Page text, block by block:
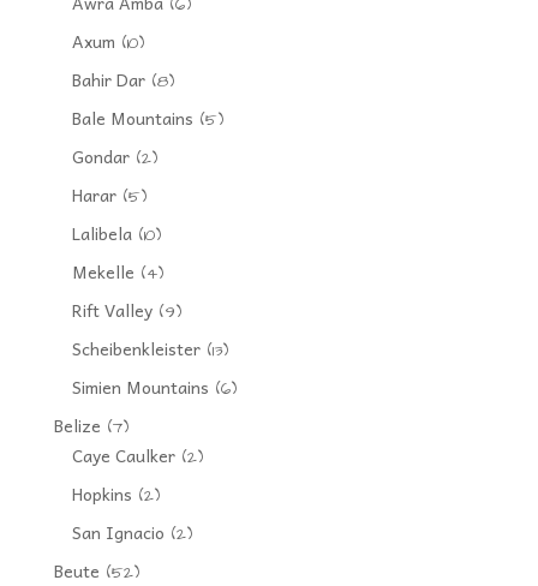
(6)
Axum (10)
Bahir Dar(8)
Bale Mountains (5)
Gondar(2)
Harar(5)
Lalibela(10)
Mekelle (4)
Rift Valley(9)
Scheibenkleister(13)
Simien Mountains (6)
Belize (7)
Caye Caulker(2)
Hopkins (2)
San Ignacio (2)
Beute (52)